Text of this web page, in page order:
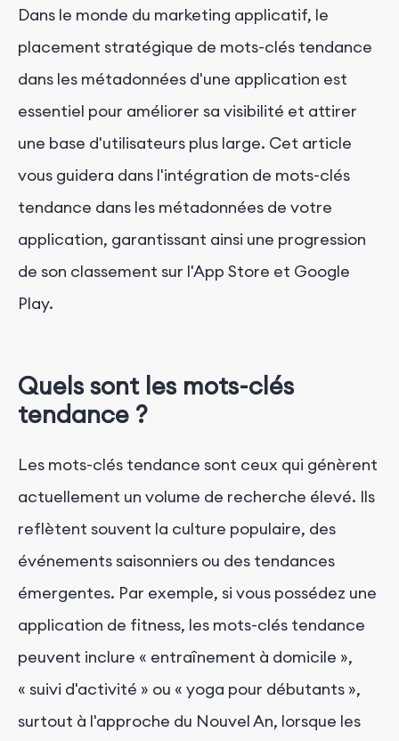
Dans le monde du marketing applicatif, le
placement stratégique de mots-clés tendance
dans les métadonnées d'une application est
essentiel pour améliorer sa visibilité et attirer
une base d'utilisateurs plus large. Cet article
vous guidera dans l'intégration de mots-clés
tendance dans les métadonnées de votre
application, garantissant ainsi une progression
de son classement sur l'App Store et Google
Play.
Quels sont les mots-clés
tendance ?
Les mots-clés tendance sont ceux qui génèrent
actuellement un volume de recherche élevé. Ils
reflètent souvent la culture populaire, des
événements saisonniers ou des tendances
émergentes. Par exemple, si vous possédez une
application de fitness, les mots-clés tendance
peuvent inclure « entraînement à domicile »,
« suivi d'activité » ou « yoga pour débutants »,
surtout à l'approche du Nouvel An, lorsque les